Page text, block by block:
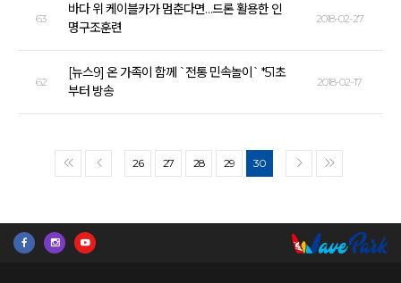
63
바다 위 케이블카가 멈춘다면…드론 활용한 인
명구조훈련
2018-02-27
62
[뉴스9] 온 가족이 함께 `전통 민속놀이` *51초
부터 방송
2018-02-17
<< < 26 27 28 29 30 > >>